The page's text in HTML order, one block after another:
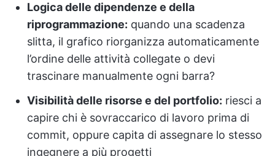
Logica delle dipendenze e della
riprogrammazione: quando una scadenza
slitta, il grafico riorganizza automaticamente
l’ordine delle attività collegate o devi
trascinare manualmente ogni barra?
Visibilità delle risorse e del portfolio: riesci a
capire chi è sovraccarico di lavoro prima di
commit, oppure capita di assegnare lo stesso
ingegnere a più progetti